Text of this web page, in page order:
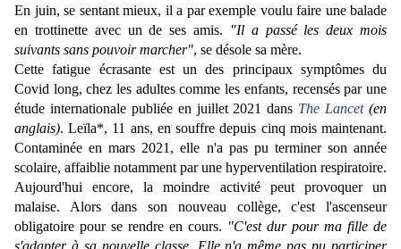
En juin, se sentant mieux, il a par exemple voulu faire une balade
en trottinette avec un de ses amis.
"Il a passé les deux mois
suivants sans pouvoir marcher", se désole sa mère.
Cette fatigue écrasante est un des principaux symptômes du
Covid long, chez les adultes comme les enfants, recensés par une
étude internationale publiée en juillet 2021 dans The Lancet(en
anglais). Leïla*, 11 ans, en souffre depuis cinq mois maintenant.
Contaminée en mars 2021, elle n'a pas pu terminer son année
scolaire, affaiblie notamment par une hyperventilation respiratoire.
Aujourd'hui encore, la moindre activité peut provoquer un
malaise. Alors dans son nouveau collège, c'est l'ascenseur
obligatoire pour se rendre en cours. "C'est dur pour ma fille de